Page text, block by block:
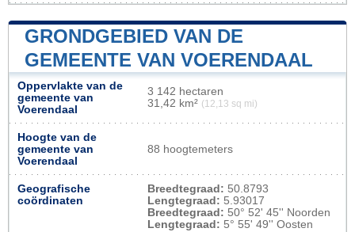
GRONDGEBIED VAN DE
GEMEENTE VAN VOERENDAAL
Oppervlakte van de
gemeente van
Voerendaal
3 142 hectaren
31,42 km² (12,13 sq mi)
Hoogte van de
gemeente van
Voerendaal
88 hoogtemeters
Geografische
coördinaten
Breedtegraad: 50.8793
Lengtegraad: 5.93017
Breedtegraad: 50° 52' 45'' Noorden
Lengtegraad: 5° 55' 49'' Oosten